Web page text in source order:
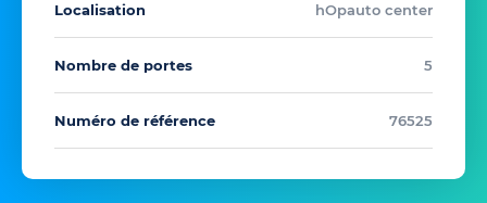
Localisation hOpauto center
Nombre de portes 5
Numéro de référence 76525